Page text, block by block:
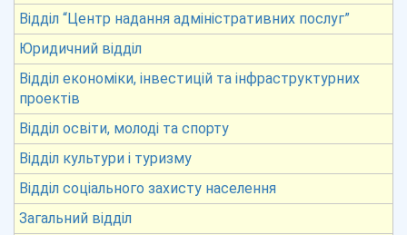
Відділ “Центр надання адміністративних послуг”
Юридичний відділ
Відділ економіки, інвестицій та інфраструктурних
проектів
Відділ освіти, молоді та спорту
Відділ культури і туризму
Відділ соціального захисту населення
Загальний відділ